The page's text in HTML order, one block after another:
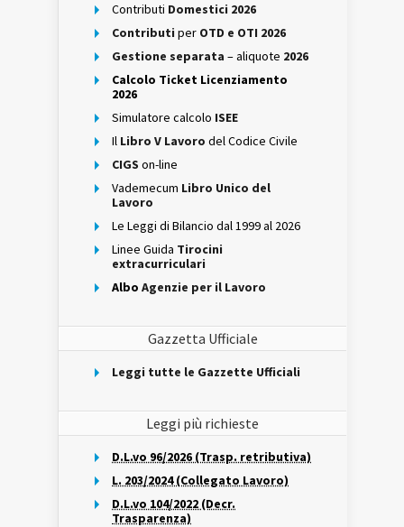
Contributi Domestici 2026
Contributi per OTD e OTI 2026
Gestione separata – aliquote 2026
Calcolo Ticket Licenziamento
2026
Simulatore calcolo ISEE
Il Libro V Lavoro del Codice Civile
CIGS on-line
Vademecum Libro Unico del
Lavoro
Le Leggi di Bilancio dal 1999 al 2026
Linee Guida Tirocini
extracurriculari
Albo Agenzie per il Lavoro
Gazzetta Ufficiale
Leggi tutte le Gazzette Ufficiali
Leggi più richieste
D.L.vo 96/2026 (Trasp. retributiva)
L. 203/2024 (Collegato Lavoro)
D.L.vo 104/2022 (Decr.
Trasparenza)